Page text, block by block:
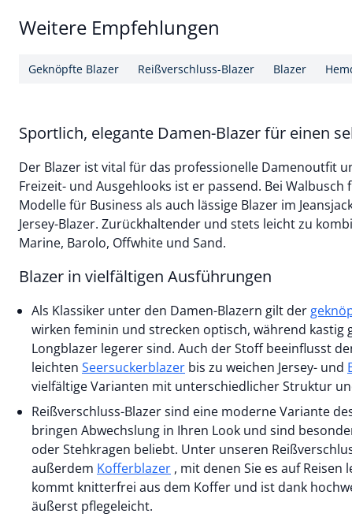
Weitere Empfehlungen
Geknöpfte Blazer Reißverschluss-Blazer Blazer
Sportlich, elegante Damen-Blazer für einen
Der Blazer ist vital für das professionelle Damenoutfit
Freizeit- und Ausgehlooks ist er passend. Bei Walbusch
Modelle für Business als auch lässige Blazer im
Jersey-Blazer. Zurückhaltender und stets leicht zu
Marine, Barolo, Offwhite und Sand.
Blazer in vielfältigen Ausführungen
Als Klassiker unter den Damen-Blazern gilt der
wirken feminin und strecken optisch, während kastig
Longblazer legerer sind. Auch der Stoff beeinflusst
leichten Seersuckerblazer bis zu weichen Jersey- und
vielfältige Varianten mit unterschiedlicher Struktur
Reißverschluss-Blazer sind eine moderne Variante
bringen Abwechslung in Ihren Look und sind
oder Stehkragen beliebt. Unter unseren
außerdem Kofferblazer , mit denen Sie es auf Reisen
kommt knitterfrei aus dem Koffer und ist dank
äußerst pflegeleicht.